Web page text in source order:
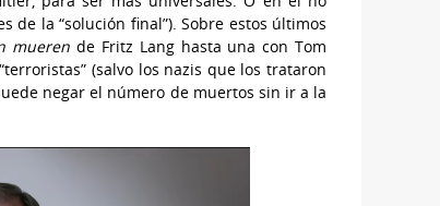
de la “solución final”). Sobre estos últimos
muerende Fritz Lang hasta una con Tom
(salvo los nazis que los trataron
negar el número de muertos sin ir a la